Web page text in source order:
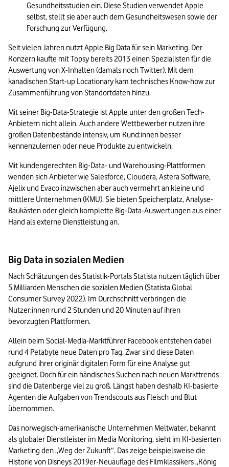
Gesundheitsstudien ein. Diese Studien verwendet Apple
selbst, stellt sie aber auch dem Gesundheitswesen sowie der
Forschung zur Verfügung.
Seit vielen Jahren nutzt Apple Big Data für sein Marketing. Der
Konzern kaufte mit Topsy bereits 2013 einen Spezialisten für die
Auswertung von X-Inhalten (damals noch Twitter). Mit dem
kanadischen Start-up Locationary kam technisches Know-how zur
Zusammenführung von Standortdaten hinzu.
Mit seiner Big-Data-Strategie ist Apple unter den großen Tech-
Anbietern nicht allein. Auch andere Wettbewerber nutzen ihre
großen Datenbestände intensiv, um Kund:innen besser
kennenzulernen oder neue Produkte zu entwickeln.
Mit kundengerechten Big-Data- und Warehousing-Plattformen
wenden sich Anbieter wie Salesforce, Cloudera, Astera Software,
Ajelix und Evaco inzwischen aber auch vermehrt an kleine und
mittlere Unternehmen (KMU). Sie bieten Speicherplatz, Analyse-
Baukästen oder gleich komplette Big-Data-Auswertungen aus einer
Hand als externe Dienstleistung an.
Big Data in sozialen Medien
Nach Schätzungen des Statistik-Portals Statista nutzen täglich über
5 Milliarden Menschen die sozialen Medien (Statista Global
Consumer Survey 2022). Im Durchschnitt verbringen die
Nutzer:innen rund 2 Stunden und 20 Minuten auf ihren
bevorzugten Plattformen.
Allein beim Social-Media-Marktführer Facebook entstehen dabei
rund 4 Petabyte neue Daten pro Tag. Zwar sind diese Daten
aufgrund ihrer originär digitalen Form für eine Analyse gut
geeignet. Doch für ein händisches Suchen nach neuen Markttrends
sind die Datenberge viel zu groß. Längst haben deshalb KI-basierte
Agenten die Aufgaben von Trendscouts aus Fleisch und Blut
übernommen.
Das norwegisch-amerikanische Unternehmen Meltwater, bekannt
als globaler Dienstleister im Media Monitoring, sieht im KI-basierten
Marketing den „Weg der Zukunft“. Das zeige beispielsweise die
Historie von Disneys 2019er-Neuauflage des Filmklassikers „König